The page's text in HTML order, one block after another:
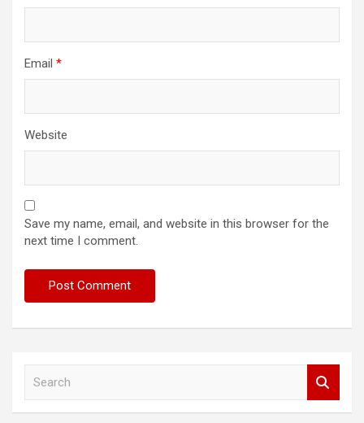
Email *
Website
Save my name, email, and website in this browser for the
next time I comment.